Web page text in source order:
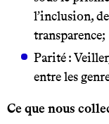
l’inclusion,
transparence;
Parité :
entre les
Ce que nous